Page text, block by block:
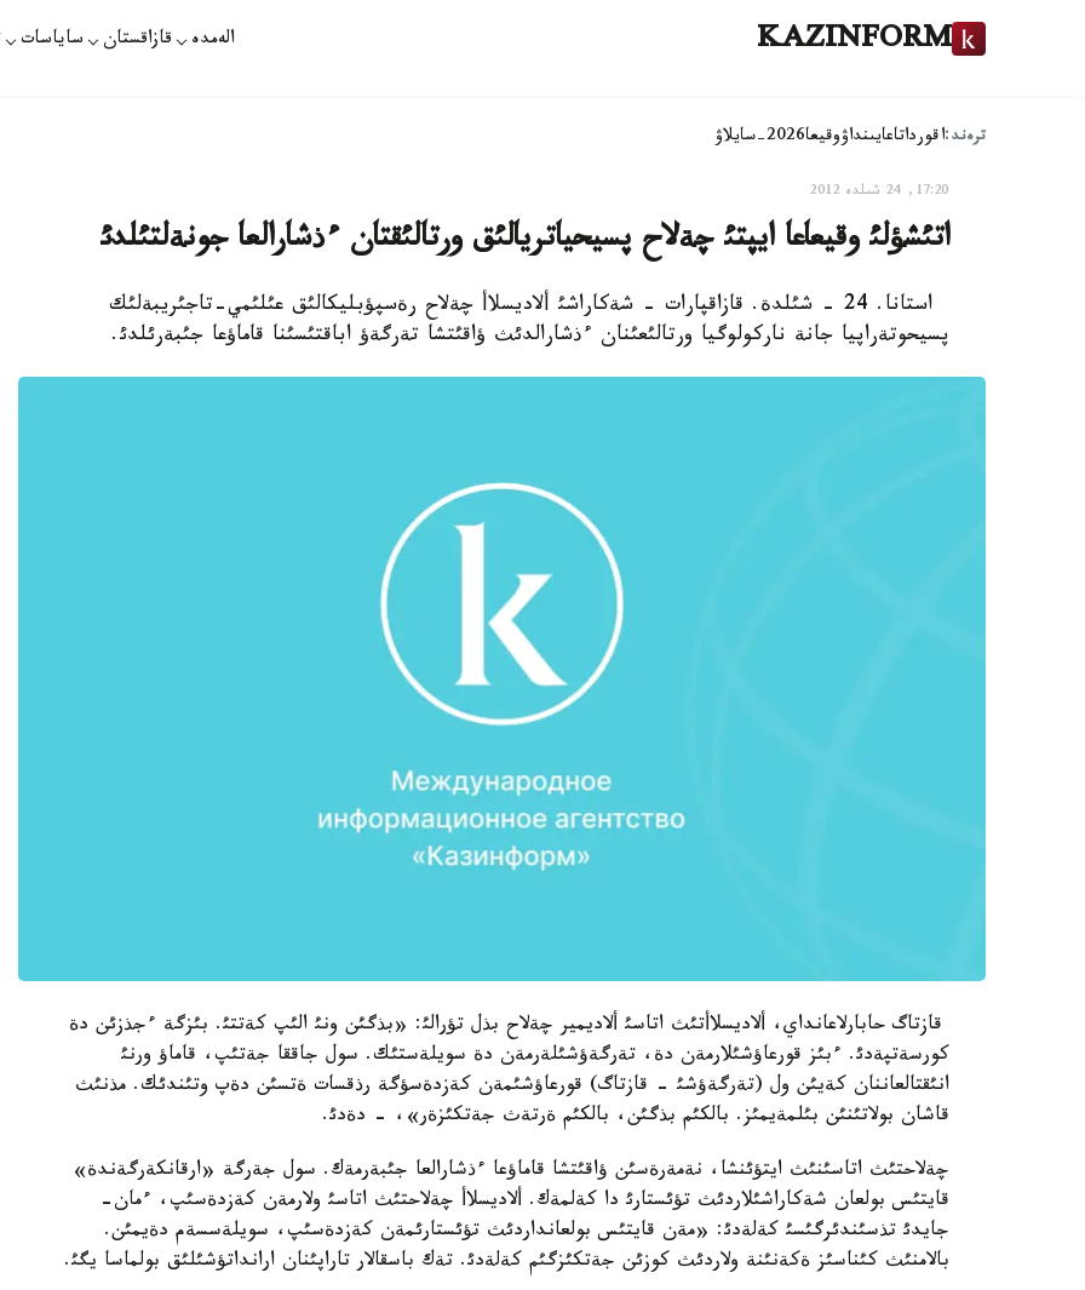
KAZINFORM الەمدە قازاقستان ساياسات
ترەند:اقورداتاعايىنداۋوقيعا2026-سايلاۋ
17:20, 24 شىلدە 2012
اتئشؤلئ وقيعاعا ايپتئ چةلاح پسيحياتريالئق ورتالئقتان ءذشارالعا جونةلتئلدئ
استانا. 24 - شئلدة. قازاقپارات - شةكاراشئ ألاديسلاأ چةلاح رةسپؤبليكالئق عئلئمي-تاجئريبةلئك
پسيحوتةراپيا جانة ناركولوگيا ورتالئعئنان ءذشارالدئث ؤاقئتشا تةرگةؤ اباقتئسئنا قاماؤعا جئبةرئلدئ.
قازتاگ حابارلاعانداي، ألاديسلاأتئث اتاسئ ألاديمير چةلاح بذل تؤرالئ: «بذگئن ونئ الئپ كةتتئ. بئزگة ءجذزئن دة
كورسةتپةدئ. ءبئز قورعاؤشئلارمةن دة، تةرگةؤشئلةرمةن دة سويلةستئك. سول جاققا جةتئپ، قاماؤ ورنئ
انئقتالعاننان كةيئن ول (تةرگةؤشئ - قازتاگ) قورعاؤشئمةن كةزدةسؤگة رذقسات ةتسئن دةپ وتئندئك. مذنئث
قاشان بولاتئنئن بئلمةيمئز. بالكئم بذگئن، بالكئم ةرتةث جةتكئزةر»، - دةدئ.
چةلاحتئث اتاسئنئث ايتؤئنشا، نةمةرةسئن ؤاقئتشا قاماؤعا ءذشارالعا جئبةرمةك. سول جةرگة «ارقانكةرگةندة»
قايتئس بولعان شةكاراشئلاردئث تؤئستارئ دا كةلمةك. ألاديسلاأ چةلاحتئث اتاسئ ولارمةن كةزدةسئپ، ءمان-
جايدئ تذسئندئرگئسئ كةلةدئ: «مةن قايتئس بولعانداردئث تؤئستارئمةن كةزدةسئپ، سويلةسسةم دةيمئن.
بالامنئث كئناسئز ةكةنئنة ولاردئث كوزئن جةتكئزگئم كةلةدئ. تةك باسقالار تاراپئنان ارانداتؤشئلئق بولماسا يگئ.